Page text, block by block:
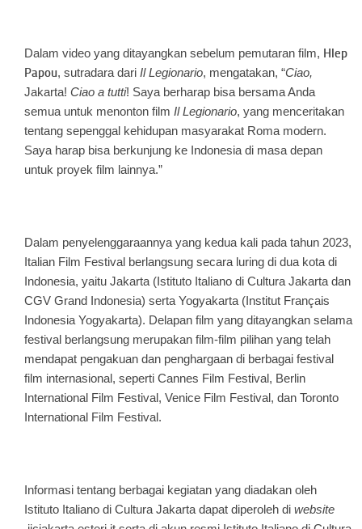
Dalam video yang ditayangkan sebelum pemutaran film, Hlep
Papou, sutradara dari Il Legionario, mengatakan, “Ciao,
Jakarta! Ciao a tutti! Saya berharap bisa bersama Anda
semua untuk menonton film Il Legionario, yang menceritakan
tentang sepenggal kehidupan masyarakat Roma modern.
Saya harap bisa berkunjung ke Indonesia di masa depan
untuk proyek film lainnya.”
Dalam penyelenggaraannya yang kedua kali pada tahun 2023,
Italian Film Festival berlangsung secara luring di dua kota di
Indonesia, yaitu Jakarta (Istituto Italiano di Cultura Jakarta dan
CGV Grand Indonesia) serta Yogyakarta (Institut Français
Indonesia Yogyakarta). Delapan film yang ditayangkan selama
festival berlangsung merupakan film-film pilihan yang telah
mendapat pengakuan dan penghargaan di berbagai festival
film internasional, seperti Cannes Film Festival, Berlin
International Film Festival, Venice Film Festival, dan Toronto
International Film Festival.
Informasi tentang berbagai kegiatan yang diadakan oleh
Istituto Italiano di Cultura Jakarta dapat diperoleh di website